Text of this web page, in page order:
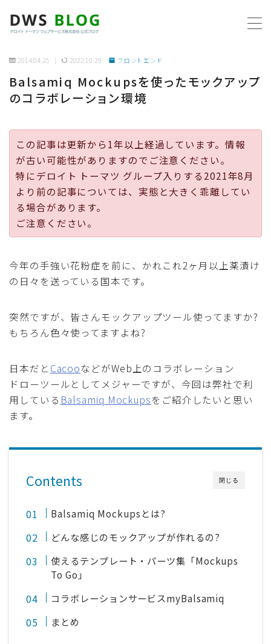
ホーム
プログラミング
ビジネス
リモートワーク
採用
公式ページ
2014.04.25 2022.10.29 フロントエンド
Balsamiq Mockupsを使ったモックアップ
のコラボレーション環境
この記事は更新から1年以上経過しています。情報
が古い可能性がありますのでご注意ください。
特にデロイト トーマツ グループ入りする2021年8月
より前の記事については、実態と大きく乖離してい
る場合があります。
ご注意ください。
今年の手強い花粉症を前に、かれこれ2ヶ月以上薬漬け
の日々を送っている国本です。
突然ですが、皆さんモックアップツール使ってますか?
もちろん色々使ってますよね?
日本だと CacooなどがWeb上のコラボレーション
ドローツールとしてメジャーですが、今回は弊社で利
用している Balsamiq Mockupsをご紹介したいと思い
ます。
閉じる
Contents
Balsamiq Mockupsとは?
どんな感じのモックアップが作れるの?
使えるテンプレート・パーツ集「Mockups
To Go」
コラボレーションサービスmyBalsamiq
まとめ